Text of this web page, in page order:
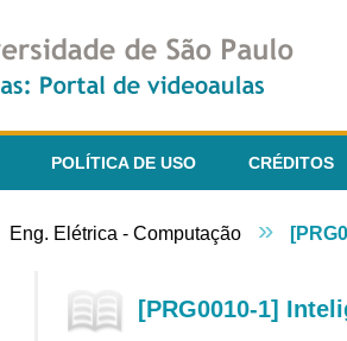
POLÍTICA DE USO CRÉDITOS
Eng. Elétrica - Computação »
[PRG0010-1]